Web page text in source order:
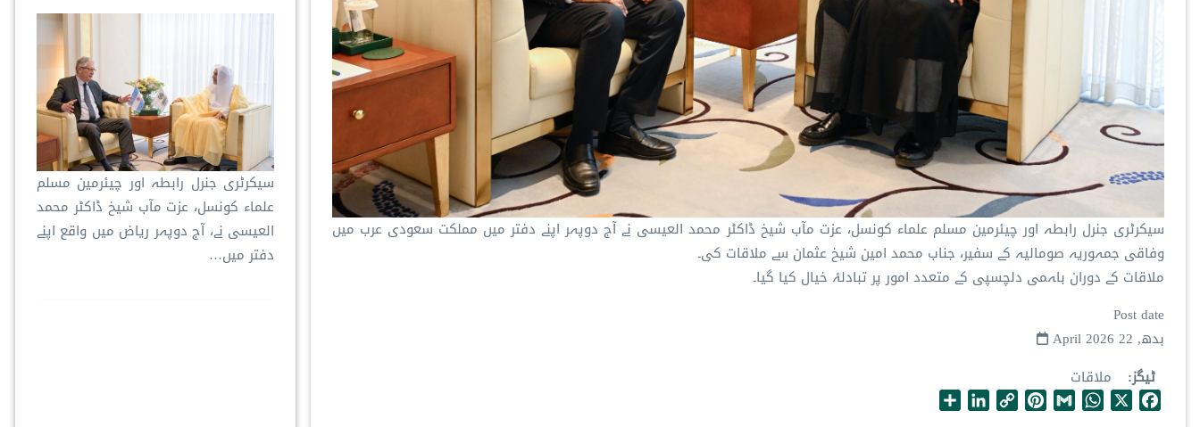
سیکرٹری جنرل رابطہ اور چیئرمین مسلم علماء کونسل، عزت مآب شیخ ڈاکٹر محمد العیسی نے آج دوپہر اپنے دفتر میں مملکت سعودی عرب میں
وفاقی جمہوریہ صومالیہ کے سفیر، جناب محمد امین شیخ عثمان سے ملاقات کی۔
ملاقات کے دوران باہمی دلچسپی کے متعدد امور پر تبادلۂ خیال کیا گیا۔
Post date
بدھ, 22 April 2026
ٹیگز
ملاقات
F
X
W
G
P
C
L
سیکرٹری جنرل رابطہ اور چیئرمین مسلم
علماء کونسل، عزت مآب شیخ ڈاکٹر محمد
العیسی نے، آج دوپہر ریاض میں واقع اپنے
دفتر میں…